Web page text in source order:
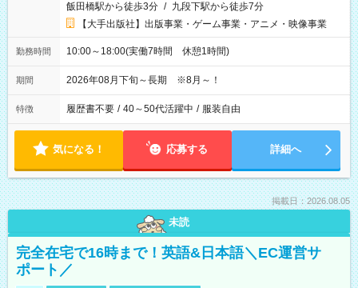
飯田橋駅から徒歩3分 / 九段下駅から徒歩7分
【大手出版社】出版事業・ゲーム事業・アニメ・映像事業
勤務時間 10:00～18:00(実働7時間 休憩1時間)
期間 2026年08月下旬～長期 ※8月～！
特徴 履歴書不要 / 40～50代活躍中 / 服装自由
気になる！ 応募する 詳細へ
掲載日：2026.08.05
未読
完全在宅で16時まで！英語&日本語＼EC運営サ
ポート／